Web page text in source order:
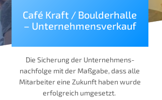
Café Kraft / Bould­er­hal­le
– Unternehmensverkauf
Die Siche­rung der Unternehmens­
nachfolge mit der Maßga­be, dass alle
Mitar­bei­ter eine Zukunft haben wurde
erfolg­reich umgesetzt.